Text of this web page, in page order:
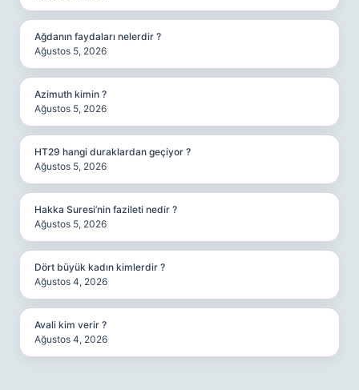
Ağdanın faydaları nelerdir ?
Ağustos 5, 2026
Azimuth kimin ?
Ağustos 5, 2026
HT29 hangi duraklardan geçiyor ?
Ağustos 5, 2026
Hakka Suresi’nin fazileti nedir ?
Ağustos 5, 2026
Dört büyük kadın kimlerdir ?
Ağustos 4, 2026
Avali kim verir ?
Ağustos 4, 2026